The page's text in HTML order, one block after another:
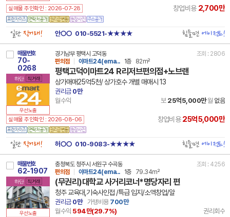
실매물 주인확인 : 2026-07-28 창업비용 2,700만
일단직거래! 안○○ 010-5521-★★★★ 힘들면에이전트!
매물번호
70-
0268
하단 직거래
우선노출
경기남부 평택시 고덕동
조회 : 2806
편의점
이마트24(ema... 1층 82m²
평택고덕이마트24 R리저브편의점+노브랜
상가매매25억5천/ 상가호수 개별 매매시 13
권리금0만
월수익
보 25억5,000만월 없음
실매물 주인확인 : 2026-08-06 창업비용25억5,000만
일단직거래! 허○○ 010-9083-★★★★ 힘들면에이전트!
매물번호
62-1907
하단 직거래
우선노출
충청북도 청주시 서원구 수곡동
조회 : 4256
편의점
이마트24(ema... 1층 79.34m²
(무권리)대학교 사거리코너*명당자리 편
청주 교육대,기숙사인접 /특급 입지/소액창업/알
권리금0만 가맹비용700만
월수익 594만(29.7%) 권리회수